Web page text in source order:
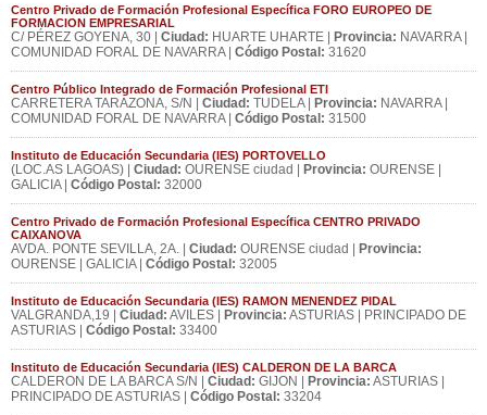
Centro Privado de Formación Profesional Específica FORO EUROPEO DE
FORMACION EMPRESARIAL
C/ PÉREZ GOYENA, 30 | Ciudad: HUARTE UHARTE | Provincia: NAVARRA |
COMUNIDAD FORAL DE NAVARRA | Código Postal: 31620
Centro Público Integrado de Formación Profesional ETI
CARRETERA TARAZONA, S/N | Ciudad: TUDELA | Provincia: NAVARRA |
COMUNIDAD FORAL DE NAVARRA | Código Postal: 31500
Instituto de Educación Secundaria (IES) PORTOVELLO
(LOC.AS LAGOAS) | Ciudad: OURENSE ciudad | Provincia: OURENSE |
GALICIA | Código Postal: 32000
Centro Privado de Formación Profesional Específica CENTRO PRIVADO
CAIXANOVA
AVDA. PONTE SEVILLA, 2A. | Ciudad: OURENSE ciudad |
Provincia:
OURENSE | GALICIA | Código Postal: 32005
Instituto de Educación Secundaria (IES) RAMON MENENDEZ PIDAL
VALGRANDA,19 | Ciudad: AVILES | Provincia: ASTURIAS | PRINCIPADO DE
ASTURIAS | Código Postal: 33400
Instituto de Educación Secundaria (IES) CALDERON DE LA BARCA
CALDERON DE LA BARCA S/N | Ciudad: GIJON | Provincia: ASTURIAS |
PRINCIPADO DE ASTURIAS | Código Postal: 33204